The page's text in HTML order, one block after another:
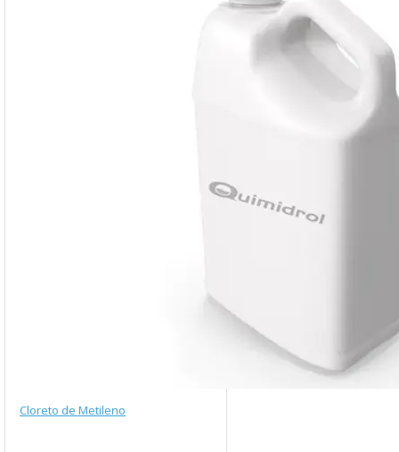
Cloreto de Metileno